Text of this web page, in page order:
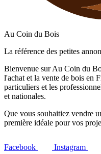
Au Coin du Bois
La référence des petites
Bienvenue sur Au Coin du
l'achat et la vente de bois en
particuliers et les
et nationales.
Que vous souhaitiez vendre
première idéale pour vos
Facebook Instagram